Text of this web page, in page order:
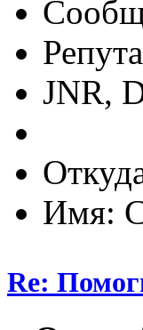
JNR,
Имя:
Re: